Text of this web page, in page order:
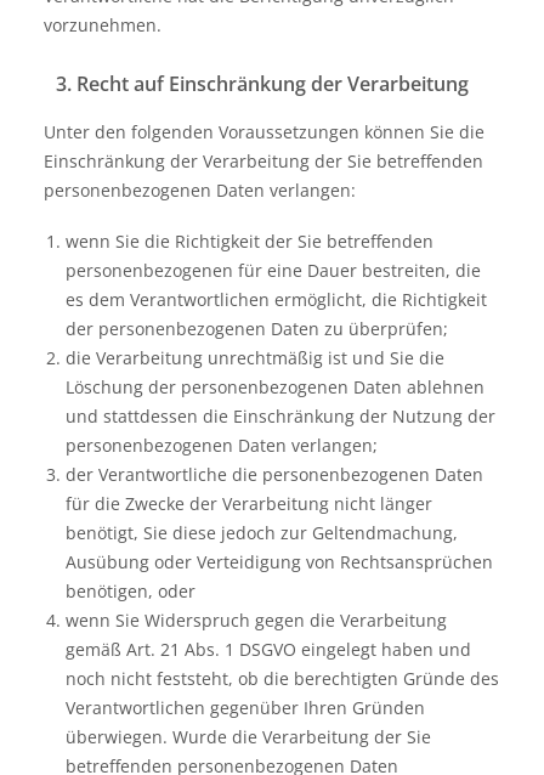
vorzunehmen.
3. Recht auf Einschränkung der Verarbeitung
Unter den folgenden Voraussetzungen können Sie die
Einschränkung der Verarbeitung der Sie betreffenden
personenbezogenen Daten verlangen:
wenn Sie die Richtigkeit der Sie betreffenden
personenbezogenen für eine Dauer bestreiten, die
es dem Verantwortlichen ermöglicht, die Richtigkeit
der personenbezogenen Daten zu überprüfen;
die Verarbeitung unrechtmäßig ist und Sie die
Löschung der personenbezogenen Daten ablehnen
und stattdessen die Einschränkung der Nutzung der
personenbezogenen Daten verlangen;
der Verantwortliche die personenbezogenen Daten
für die Zwecke der Verarbeitung nicht länger
benötigt, Sie diese jedoch zur Geltendmachung,
Ausübung oder Verteidigung von Rechtsansprüchen
benötigen, oder
wenn Sie Widerspruch gegen die Verarbeitung
gemäß Art. 21 Abs. 1 DSGVO eingelegt haben und
noch nicht feststeht, ob die berechtigten Gründe des
Verantwortlichen gegenüber Ihren Gründen
überwiegen. Wurde die Verarbeitung der Sie
betreffenden personenbezogenen Daten